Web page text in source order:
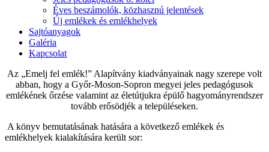
Éves beszámolók, közhasznú jelentések
Új emlékek és emlékhelyek
Sajtóanyagok
Galéria
Kapcsolat
Az „Emelj fel emlék!” Alapítvány kiadványainak nagy szerepe volt
abban, hogy a Győr-Moson-Sopron megyei jeles pedagógusok
emlékének őrzése valamint az életútjukra épülő hagyományrendszer
tovább erősödjék a településeken.
A könyv bemutatásának hatására a következő emlékek és
emlékhelyek kialakítására került sor: